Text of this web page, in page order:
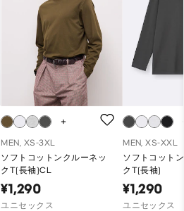
MEN, XS-3XL
ソフトコットンクルーネッ
クT(長袖)CL
¥1,290
ユニセックス
MEN, XS-XXL
ソフトコット
クT(長袖)
¥1,290
ユニセックス